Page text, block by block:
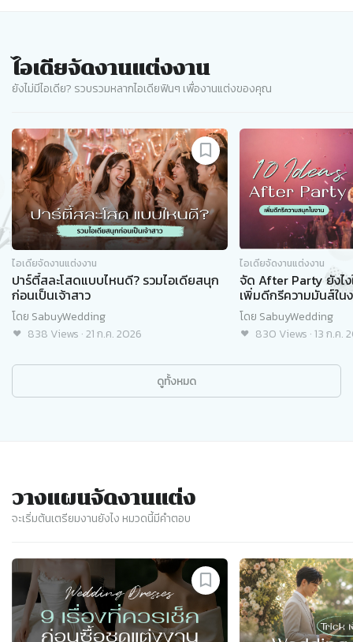
ไอเดียจัดงานแต่งงาน
ยังไม่มีไอเดีย? รวบรวมหลากไอเดียฟินๆ เพื่องานแต่งของคุณ
Slide 1 of 8
ไอเดียจัดงานแต่งงาน
ปาร์ตี้สละโสดแบบไหนดี? รวมไอเดียสนุก
ก่อนเป็นเจ้าสาว
โดย SabuyWedding
838 Views ·21 ก.ค. 2026
ไอเดียจัดงานแต่งงาน
จัด After Party ยังไง
เพิ่มดีกรีความมันส์ใน
โดย SabuyWedding
830 Views ·13 ก.ค.
ดูทั้งหมด
วางแผนจัดงานแต่ง
จะเริ่มต้นเตรียมงานยังไง หมวดนี้มีคำตอบ
Slide 1 of 8